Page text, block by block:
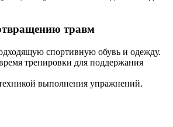
травм
спортивную обувь и одежду.
тренировки для поддержания
выполнения упражнений.